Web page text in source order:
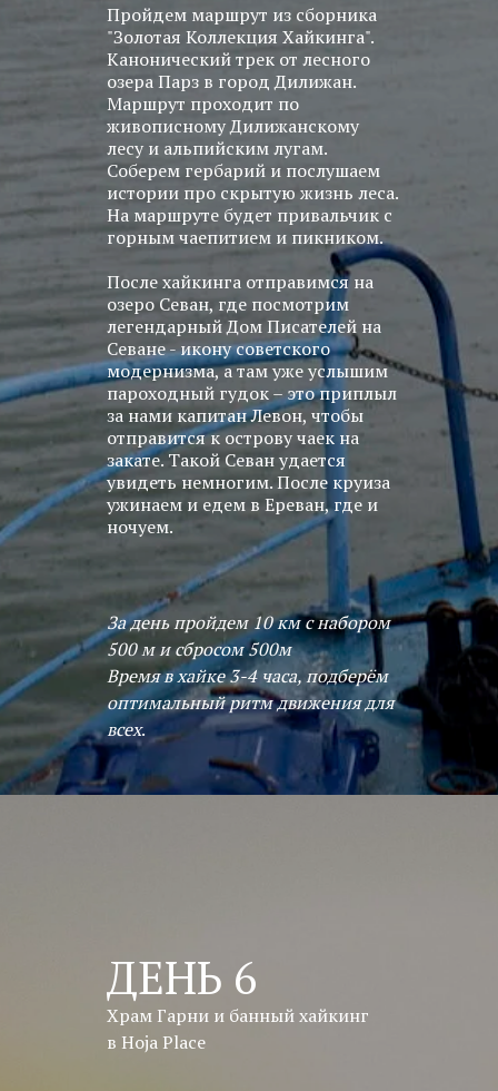
Пройдем маршрут из сборника
"Золотая Коллекция Хайкинга".
Канонический трек от лесного
озера Парз в город Дилижан.
Маршрут проходит по
живописному Дилижанскому
лесу и альпийским лугам.
Соберем гербарий и послушаем
истории про скрытую жизнь леса.
На маршруте будет привальчик с
горным чаепитием и пикником.
После хайкинга отправимся на
озеро Севан, где посмотрим
легендарный Дом Писателей на
Севане - икону советского
модернизма, а там уже услышим
пароходный гудок – это приплыл
за нами капитан Левон, чтобы
отправится к острову чаек на
закате. Такой Севан удается
увидеть немногим. После круиза
ужинаем и едем в Ереван, где и
ночуем.
За день пройдем 10 км с набором
500 м и сбросом 500м
Время в хайке 3-4 часа, подберём
оптимальный ритм движения для
всех.
ДЕНЬ 6
Храм Гарни и банный хайкинг
в Hoja Place